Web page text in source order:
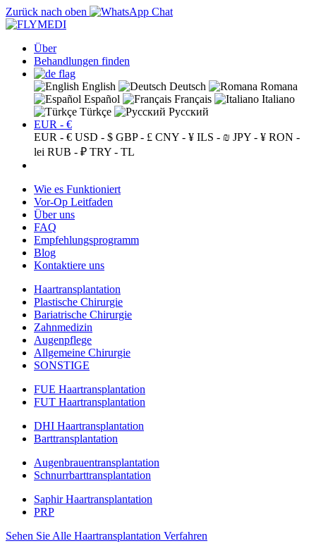
Zurück nach oben
Über
Behandlungen finden
English Deutsch
Romana
Español
Français
Italiano
Türkçe
Русский
EUR - €
EUR - € USD - $ GBP - £ CNY - ¥ ILS - ₪ JPY - ¥ RON -
lei RUB - ₽ TRY - TL
Wie es Funktioniert
Vor-Op Leitfaden
Über uns
FAQ
Empfehlungsprogramm
Blog
Kontaktiere uns
Haartransplantation
Plastische Chirurgie
Bariatrische Chirurgie
Zahnmedizin
Augenpflege
Allgemeine Chirurgie
SONSTIGE
FUE Haartransplantation
FUT Haartransplantation
DHI Haartransplantation
Barttransplantation
Augenbrauentransplantation
Schnurrbarttransplantation
Saphir Haartransplantation
PRP
Sehen Sie Alle Haartransplantation Verfahren